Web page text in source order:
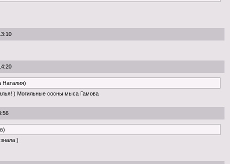
Наталия)
) Могильные сосны мыса Гамова
)